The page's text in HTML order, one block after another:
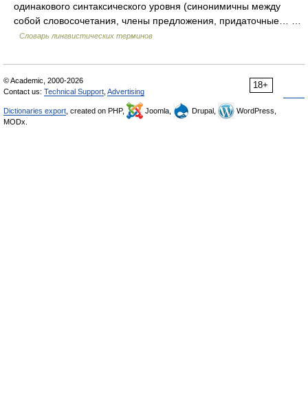
одинакового синтаксического уровня (синонимичны между
собой словосочетания, члены предложения, придаточные… …
Словарь лингвистических терминов
18+
© Academic, 2000-2026
Contact us: Technical Support Advertising
Dictionaries export , created on PHP, Joomla, Drupal,
WordPress,
MODx.